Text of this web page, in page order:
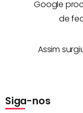
Google
de
Assim
Siga-nos